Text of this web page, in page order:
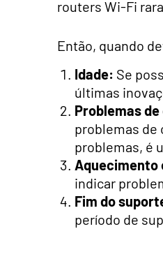
routers Wi-Fi
Então, quando
Idade: Se
últimas
Problemas
problemas de
problemas, é
Aquecimento
indicar
Fim do
período de